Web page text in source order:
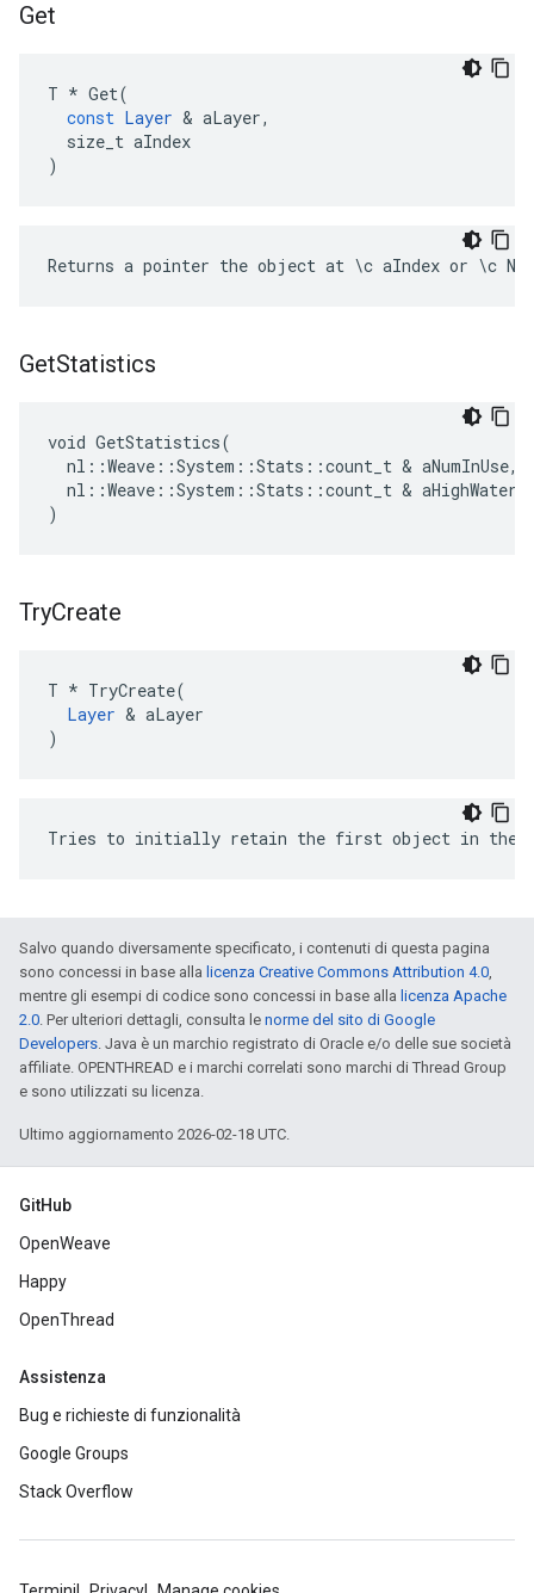
Get
T * Get(
const Layer & aLayer,
size_t aIndex
)
Returns a pointer the object at \c aIndex or \c
GetStatistics
void GetStatistics(
  nl::Weave::System::Stats::count_t & aNumInUse,
nl::Weave::System::Stats::count_t &
)
TryCreate
T * TryCreate(
Layer & aLayer
)
Tries to initially retain the first object in the
Salvo quando diversamente specificato, i contenuti di questa pagina
sono concessi in base alla licenza Creative Commons Attribution 4.0,
mentre gli esempi di codice sono concessi in base alla licenza Apache
2.0. Per ulteriori dettagli, consulta le norme del sito di Google
Developers. Java è un marchio registrato di Oracle e/o delle sue società
affiliate. OPENTHREAD e i marchi correlati sono marchi di Thread Group
e sono utilizzati su licenza.
Ultimo aggiornamento 2026-02-18 UTC.
GitHub
OpenWeave
Happy
OpenThread
Assistenza
Bug e richieste di funzionalità
Google Groups
Stack Overflow